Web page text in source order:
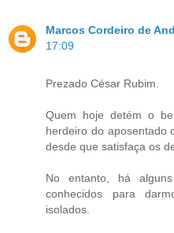
Marcos Cordeiro de
17:09
Prezado César Rubim.
Quem hoje detém o
herdeiro do aposentado
desde que satisfaça os
No entanto, há
conhecidos para
isolados.